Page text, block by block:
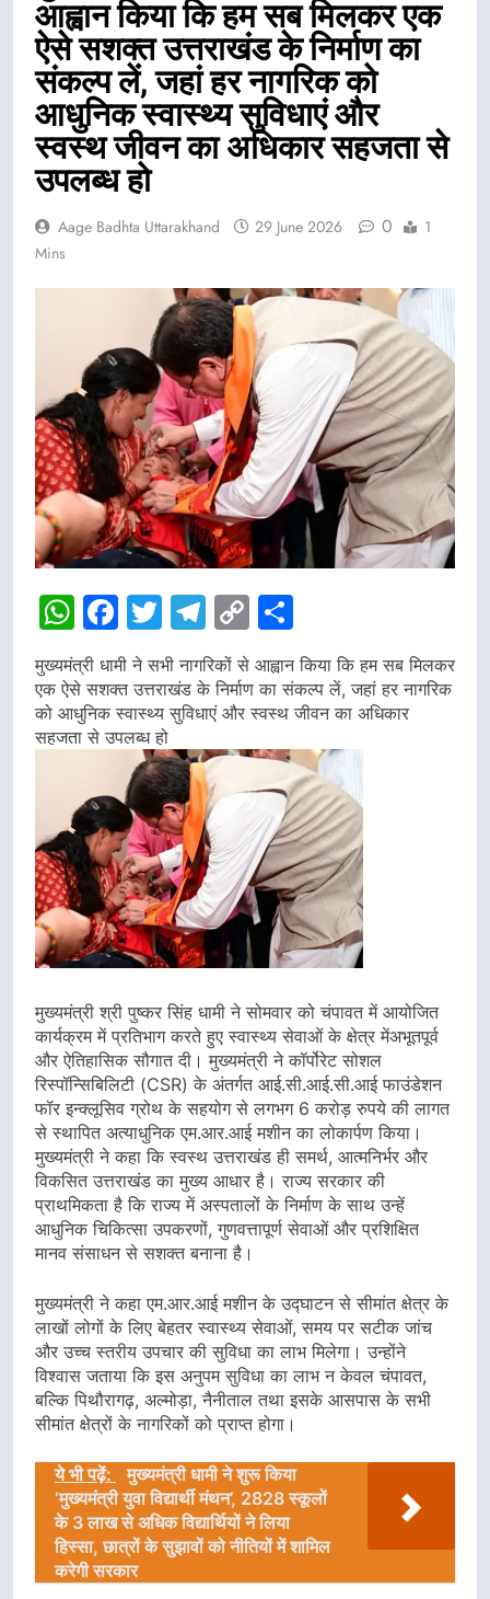
आह्वान किया कि हम सब मिलकर एक
ऐसे सशक्त उत्तराखंड के निर्माण का
संकल्प लें, जहां हर नागरिक को
आधुनिक स्वास्थ्य सुविधाएं और
स्वस्थ जीवन का अधिकार सहजता से
उपलब्ध हो
Aage Badhta Uttarakhand 29 June 2026 0
1
Mins
WhatsApp
Facebook
Twitter
Telegram
Copy
Link
मुख्यमंत्री धामी ने सभी नागरिकों से आह्वान किया कि हम सब मिलकर
एक ऐसे सशक्त उत्तराखंड के निर्माण का संकल्प लें, जहां हर नागरिक
को आधुनिक स्वास्थ्य सुविधाएं और स्वस्थ जीवन का अधिकार
सहजता से उपलब्ध हो
मुख्यमंत्री श्री पुष्कर सिंह धामी ने सोमवार को चंपावत में आयोजित
कार्यक्रम में प्रतिभाग करते हुए स्वास्थ्य सेवाओं के क्षेत्र मेंअभूतपूर्व
और ऐतिहासिक सौगात दी। मुख्यमंत्री ने कॉर्पोरेट सोशल
रिस्पॉन्सिबिलिटी (CSR) के अंतर्गत आई.सी.आई.सी.आई फाउंडेशन
फॉर इन्क्लूसिव ग्रोथ के सहयोग से लगभग 6 करोड़ रुपये की लागत
से स्थापित अत्याधुनिक एम.आर.आई मशीन का लोकार्पण किया।
मुख्यमंत्री ने कहा कि स्वस्थ उत्तराखंड ही समर्थ, आत्मनिर्भर और
विकसित उत्तराखंड का मुख्य आधार है। राज्य सरकार की
प्राथमिकता है कि राज्य में अस्पतालों के निर्माण के साथ उन्हें
आधुनिक चिकित्सा उपकरणों, गुणवत्तापूर्ण सेवाओं और प्रशिक्षित
मानव संसाधन से सशक्त बनाना है।
मुख्यमंत्री ने कहा एम.आर.आई मशीन के उद्घाटन से सीमांत क्षेत्र के
लाखों लोगों के लिए बेहतर स्वास्थ्य सेवाओं, समय पर सटीक जांच
और उच्च स्तरीय उपचार की सुविधा का लाभ मिलेगा। उन्होंने
विश्वास जताया कि इस अनुपम सुविधा का लाभ न केवल चंपावत,
बल्कि पिथौरागढ़, अल्मोड़ा, नैनीताल तथा इसके आसपास के सभी
सीमांत क्षेत्रों के नागरिकों को प्राप्त होगा।
ये भी पढ़ें:
मुख्यमंत्री धामी ने शुरू किया
‘मुख्यमंत्री युवा विद्यार्थी मंथन’, 2828 स्कूलों
के 3 लाख से अधिक विद्यार्थियों ने लिया
हिस्सा, छात्रों के सुझावों को नीतियों में शामिल
करेगी सरकार